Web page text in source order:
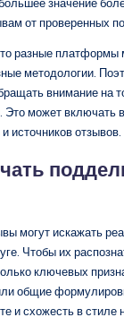
от проверенных
разные платформы
методологии.
внимание на
Это может включать
источников отзывов.
могут искажать
Чтобы их
ключевых
общие
и схожесть в